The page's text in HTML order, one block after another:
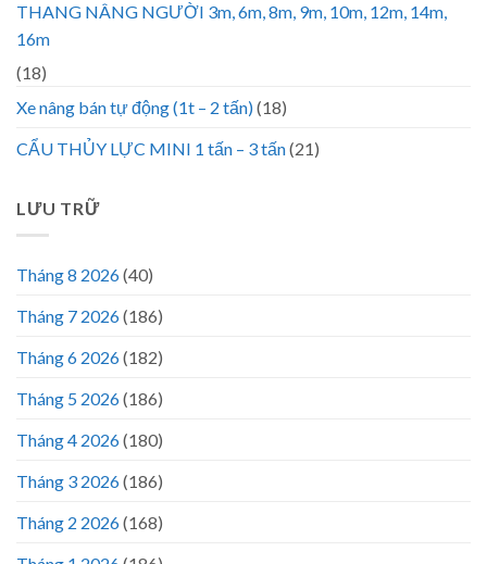
THANG NÂNG NGƯỜI 3m, 6m, 8m, 9m, 10m, 12m, 14m,
16m
(18)
Xe nâng bán tự động (1t – 2 tấn)(18)
CẨU THỦY LỰC MINI 1 tấn – 3 tấn(21)
LƯU TRỮ
Tháng 8 2026(40)
Tháng 7 2026(186)
Tháng 6 2026(182)
Tháng 5 2026(186)
Tháng 4 2026(180)
Tháng 3 2026(186)
Tháng 2 2026(168)